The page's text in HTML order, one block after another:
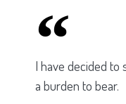
I have decided to
a burden to bear.